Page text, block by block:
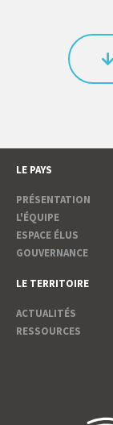
LE PAYS
PRÉSENTATION
L'ÉQUIPE
ESPACE ÉLUS
GOUVERNANCE
LE TERRITOIRE
ACTUALITÉS
RESSOURCES